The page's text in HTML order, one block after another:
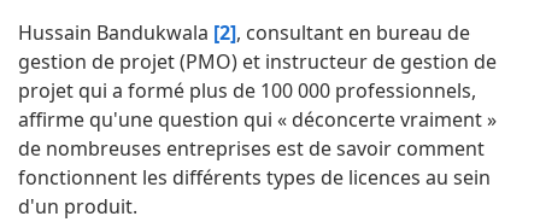
Hussain Bandukwala [2], consultant en bureau de
gestion de projet (PMO) et instructeur de gestion de
projet qui a formé plus de 100 000 professionnels,
affirme qu'une question qui « déconcerte vraiment »
de nombreuses entreprises est de savoir comment
fonctionnent les différents types de licences au sein
d'un produit.